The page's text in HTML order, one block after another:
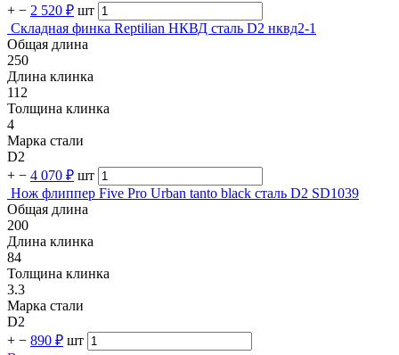
+ − 2 520 ₽ шт
Складная финка Reptilian НКВД сталь D2 нквд2-1
Общая длина
250
Длина клинка
112
Толщина клинка
4
Марка стали
D2
+ − 4 070 ₽ шт
Нож флиппер Five Pro Urban tanto black сталь D2 SD1039
Общая длина
200
Длина клинка
84
Толщина клинка
3.3
Марка стали
D2
+ − 890 ₽ шт